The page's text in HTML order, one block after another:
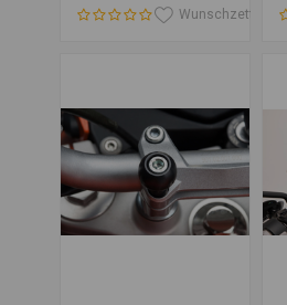
('17-'23)/ S 1000 RWunschzettel